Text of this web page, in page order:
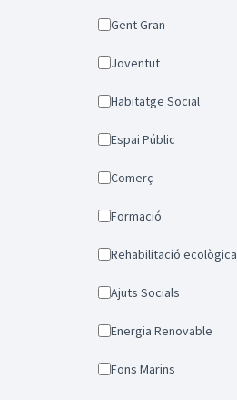
Gent Gran
Joventut
Habitatge Social
Espai Públic
Comerç
Formació
Rehabilitació ecològica
Ajuts Socials
Energia Renovable
Fons Marins